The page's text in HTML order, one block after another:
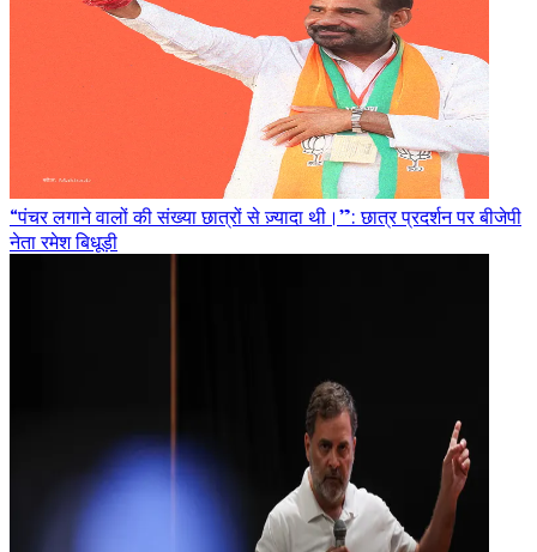
“पंचर लगाने वालों की संख्या छात्रों से ज़्यादा थी।”: छात्र प्रदर्शन पर बीजेपी
नेता रमेश बिधूड़ी